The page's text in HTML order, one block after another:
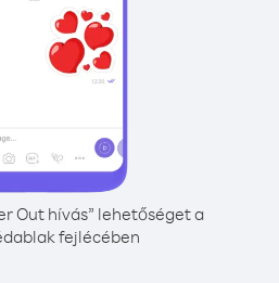
Out hívás” lehetőséget a
fejlécében